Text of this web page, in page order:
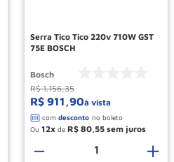
Serra Tico Tico 220v 710W GST
75E BOSCH
Bosch
R$ 1.156,35
R$ 911 ,90à vista
Ou 12 de R$ 80,55
＋
－